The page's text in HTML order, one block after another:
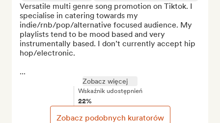
Versatile multi genre song promotion on Tiktok. I
specialise in catering towards my
indie/rnb/pop/alternative focused audience. My
playlists tend to be mood based and very
instrumentally based. I don’t currently accept hip
hop/electronic.
...
Zobacz więcej
Wskaźnik udostępnień
22%
Zobacz podobnych kuratorów